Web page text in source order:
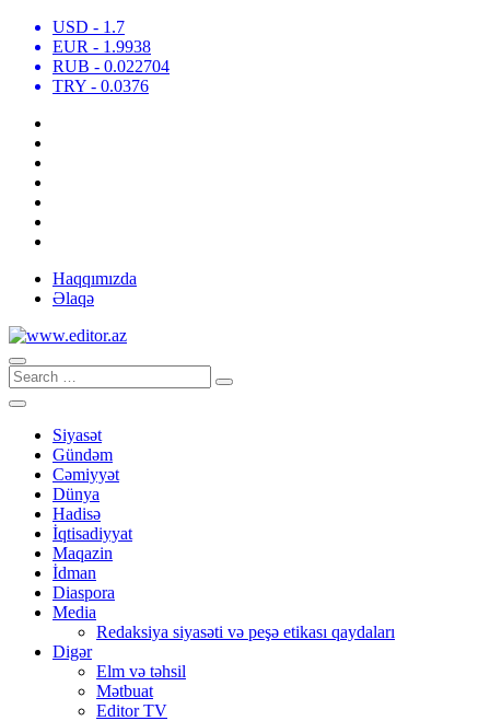
USD - 1.7
EUR - 1.9938
RUB - 0.022704
TRY - 0.0376
Haqqımızda
Əlaqə
Siyasət
Gündəm
Cəmiyyət
Dünya
Hadisə
İqtisadiyyat
Maqazin
İdman
Diaspora
Media
Redaksiya siyasəti və peşə etikası qaydaları
Digər
Elm və təhsil
Mətbuat
Editor TV